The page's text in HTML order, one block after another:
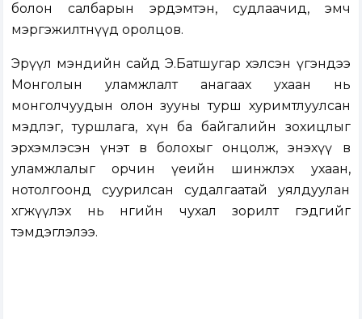
болон салбарын эрдэмтэн, судлаачид, эмч
мэргэжилтнүүд оролцов.
Эрүүл мэндийн сайд Э.Батшугар хэлсэн үгэндээ
Монголын уламжлалт анагаах ухаан нь
монголчуудын олон зууны турш хуримтлуулсан
мэдлэг, туршлага, хүн ба байгалийн зохицлыг
эрхэмлэсэн үнэт өв болохыг онцолж, энэхүү өв
уламжлалыг орчин үеийн шинжлэх ухаан,
нотолгоонд суурилсан судалгаатай уялдуулан
хөгжүүлэх нь өнөөгийн чухал зорилт гэдгийг
тэмдэглэлээ.